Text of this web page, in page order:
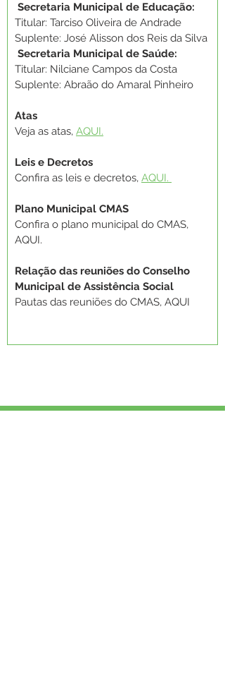
Secretaria Municipal de Educação:
Titular: Tarciso Oliveira de Andrade
Suplente: José Alisson dos Reis da Silva
Secretaria Municipal de Saúde:
Titular: Nilciane Campos da Costa
Suplente: Abraão do Amaral Pinheiro
Atas
Veja as atas, AQUI.
Leis e Decretos
Confira as leis e decretos, AQUI.
Plano Municipal CMAS
Confira o plano municipal do CMAS,
AQUI.
Relação das reuniões do Conselho
Municipal de Assistência Social
Pautas das reuniões do CMAS, AQUI